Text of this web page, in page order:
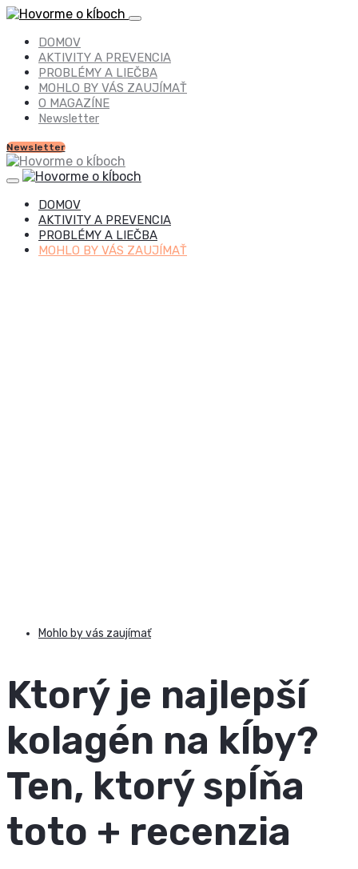
DOMOV
AKTIVITY A PREVENCIA
PROBLÉMY A LIEČBA
MOHLO BY VÁS ZAUJÍMAŤ
O MAGAZÍNE
Newsletter
Newsletter
DOMOV
AKTIVITY A PREVENCIA
PROBLÉMY A LIEČBA
MOHLO BY VÁS ZAUJÍMAŤ
Mohlo by vás zaujímať
Ktorý je najlepší
kolagén na kĺby?
Ten, ktorý spĺňa
toto + recenzia